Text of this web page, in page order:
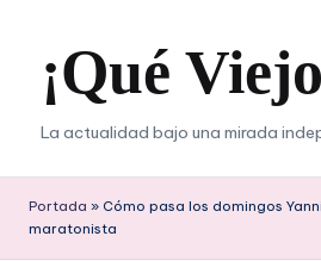
contenido¡Qué
La actualidad bajo una mirada
Portada » Cómo pasa los domingos
maratonista